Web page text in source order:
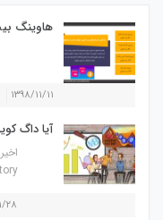
هاوینگ
۱۳۹۸/۱۱/۱۱
آیا داگ